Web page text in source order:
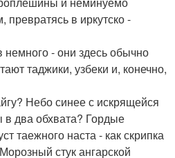
превратясь в иркутско -
немного - они здесь обычно
таджики, узбеки и, конечно,
Небо синее с искрящейся
два обхвата? Гордые
таежного наста - как скрипка
стук ангарской